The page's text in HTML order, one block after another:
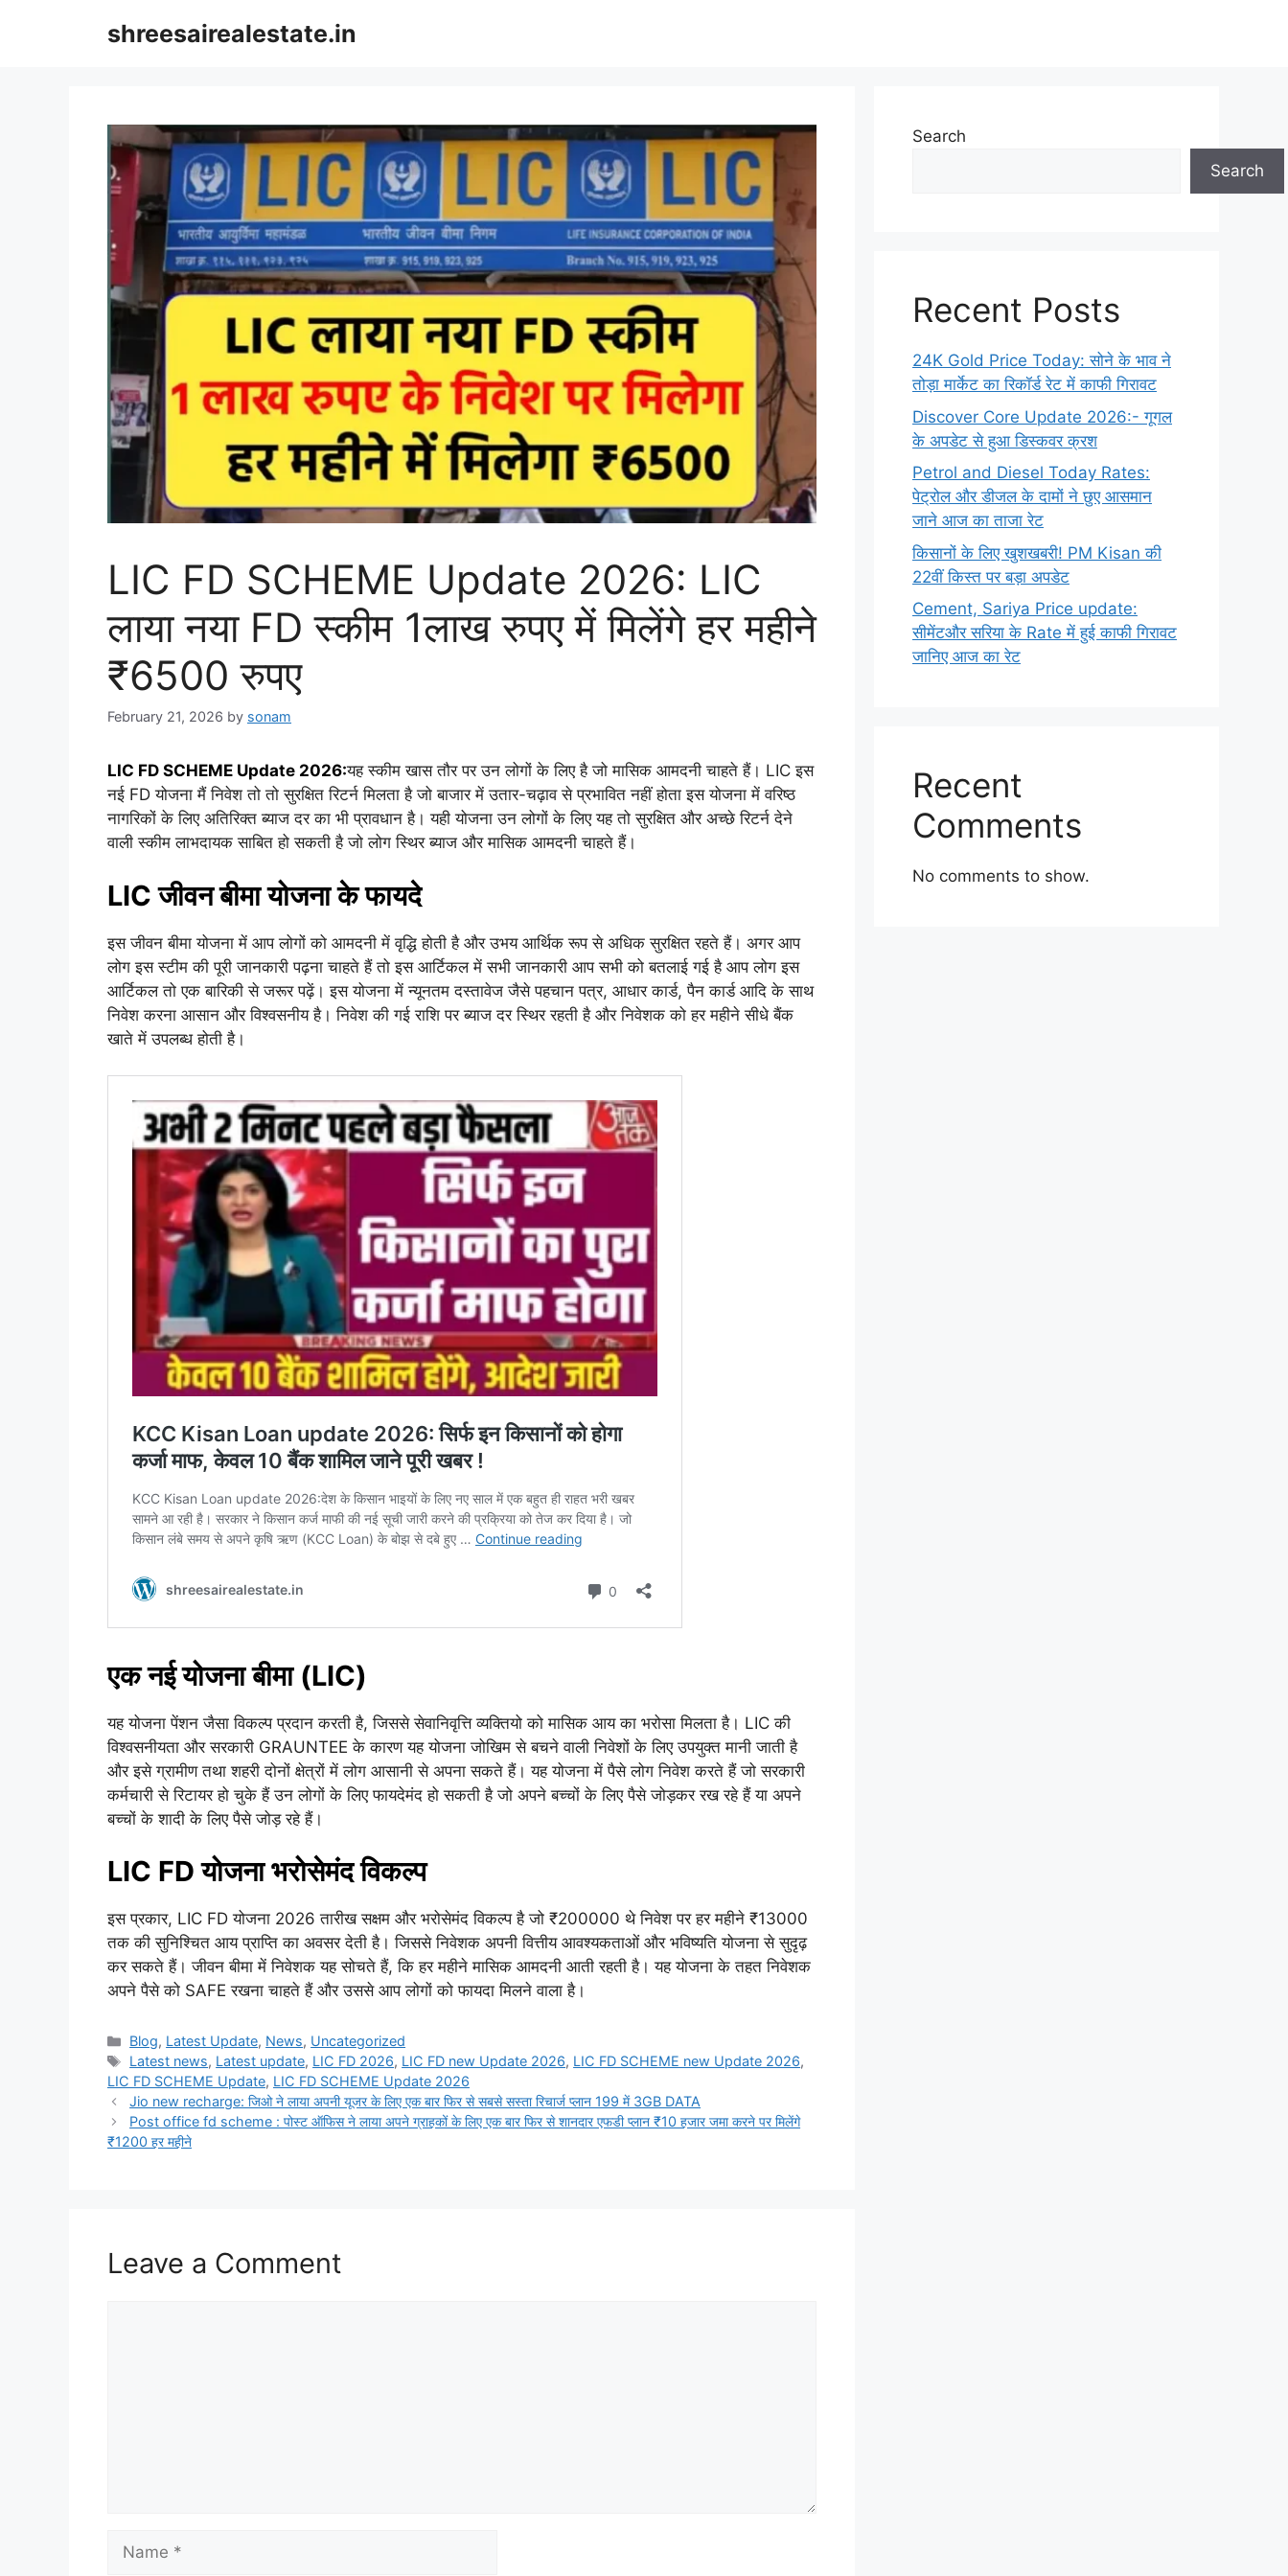
shreesairealestate.in
LIC FD SCHEME Update 2026: LIC
लाया नया FD स्कीम 1लाख रुपए में मिलेंगे हर महीने
₹6500 रुपए
February 21, 2026 by sonam
LIC FD SCHEME Update 2026:यह स्कीम खास तौर पर उन लोगों के लिए है जो मासिक आमदनी चाहते हैं। LIC इस
नई FD योजना मैं निवेश तो तो सुरक्षित रिटर्न मिलता है जो बाजार में उतार-चढ़ाव से प्रभावित नहीं होता इस योजना में वरिष्ठ
नागरिकों के लिए अतिरिक्त ब्याज दर का भी प्रावधान है। यही योजना उन लोगों के लिए यह तो सुरक्षित और अच्छे रिटर्न देने
वाली स्कीम लाभदायक साबित हो सकती है जो लोग स्थिर ब्याज और मासिक आमदनी चाहते हैं।
LIC जीवन बीमा योजना के फायदे
इस जीवन बीमा योजना में आप लोगों को आमदनी में वृद्धि होती है और उभय आर्थिक रूप से अधिक सुरक्षित रहते हैं। अगर आप
लोग इस स्टीम की पूरी जानकारी पढ़ना चाहते हैं तो इस आर्टिकल में सभी जानकारी आप सभी को बतलाई गई है आप लोग इस
आर्टिकल तो एक बारिकी से जरूर पढ़ें। इस योजना में न्यूनतम दस्तावेज जैसे पहचान पत्र, आधार कार्ड, पैन कार्ड आदि के साथ
निवेश करना आसान और विश्वसनीय है। निवेश की गई राशि पर ब्याज दर स्थिर रहती है और निवेशक को हर महीने सीधे बैंक
खाते में उपलब्ध होती है।
एक नई योजना बीमा (LIC)
यह योजना पेंशन जैसा विकल्प प्रदान करती है, जिससे सेवानिवृत्ति व्यक्तियो को मासिक आय का भरोसा मिलता है। LIC की
विश्वसनीयता और सरकारी GRAUNTEE के कारण यह योजना जोखिम से बचने वाली निवेशों के लिए उपयुक्त मानी जाती है
और इसे ग्रामीण तथा शहरी दोनों क्षेत्रों में लोग आसानी से अपना सकते हैं। यह योजना में पैसे लोग निवेश करते हैं जो सरकारी
कर्मचारी से रिटायर हो चुके हैं उन लोगों के लिए फायदेमंद हो सकती है जो अपने बच्चों के लिए पैसे जोड़कर रख रहे हैं या अपने
बच्चों के शादी के लिए पैसे जोड़ रहे हैं।
LIC FD योजना भरोसेमंद विकल्प
इस प्रकार, LIC FD योजना 2026 तारीख सक्षम और भरोसेमंद विकल्प है जो ₹200000 थे निवेश पर हर महीने ₹13000
तक की सुनिश्चित आय प्राप्ति का अवसर देती है। जिससे निवेशक अपनी वित्तीय आवश्यकताओं और भविष्यति योजना से सुदृढ़
कर सकते हैं। जीवन बीमा में निवेशक यह सोचते हैं, कि हर महीने मासिक आमदनी आती रहती है। यह योजना के तहत निवेशक
अपने पैसे को SAFE रखना चाहते हैं और उससे आप लोगों को फायदा मिलने वाला है।
Categories
Blog, Latest Update, News, Uncategorized
Tags
Latest news, Latest update, LIC FD 2026, LIC FD new Update 2026, LIC FD SCHEME new Update 2026,
LIC FD SCHEME Update, LIC FD SCHEME Update 2026
Jio new recharge: जिओ ने लाया अपनी यूजर के लिए एक बार फिर से सबसे सस्ता रिचार्ज प्लान 199 में 3GB DATA
Post office fd scheme : पोस्ट ऑफिस ने लाया अपने ग्राहकों के लिए एक बार फिर से शानदार एफडी प्लान ₹10 हजार जमा करने पर मिलेंगे
₹1200 हर महीने
Leave a Comment
Name
Search
Search
Recent Posts
24K Gold Price Today: सोने के भाव ने
तोड़ा मार्केट का रिकॉर्ड रेट में काफी गिरावट
Discover Core Update 2026:- गूगल
के अपडेट से हुआ डिस्कवर क्रश
Petrol and Diesel Today Rates:
पेट्रोल और डीजल के दामों ने छुए आसमान
जाने आज का ताजा रेट
किसानों के लिए खुशखबरी! PM Kisan की
22वीं किस्त पर बड़ा अपडेट
Cement, Sariya Price update:
सीमेंटऔर सरिया के Rate में हुई काफी गिरावट
जानिए आज का रेट
Recent
Comments
No comments to show.